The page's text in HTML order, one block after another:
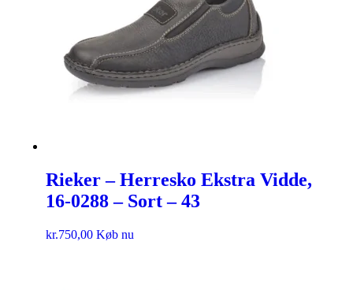
Rieker – Herresko Ekstra Vidde,
16-0288 – Sort – 43
kr.750,00 Køb nu